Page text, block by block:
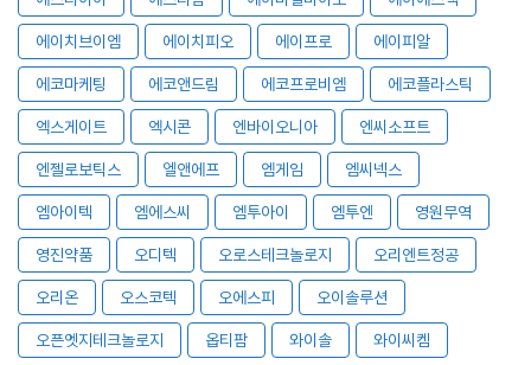
에이치브이엠 에이치피오 에이프로 에이피알
에코마케팅 에코앤드림 에코프로비엠 에코플라스틱
엑스게이트 엑시콘 엔바이오니아 엔씨소프트
엔젤로보틱스 엘앤에프 엠게임 엠씨넥스
엠아이텍 엠에스씨 엠투아이 엠투엔 영원무역
영진약품 오디텍 오로스테크놀로지 오리엔트정공
오리온 오스코텍 오에스피 오이솔루션
오픈엣지테크놀로지 옵티팜 와이솔 와이씨켐